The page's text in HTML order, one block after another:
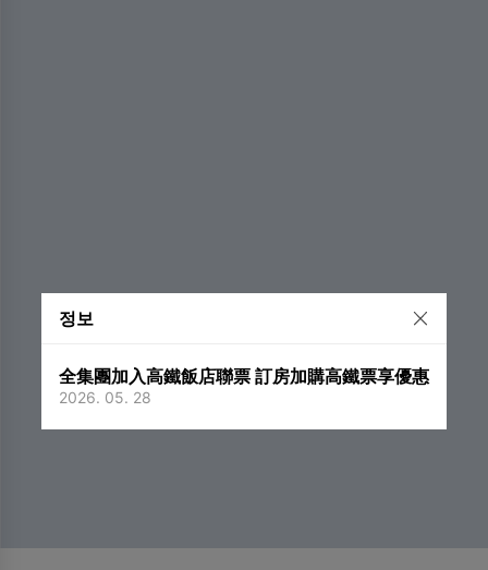
정보
全集團加入高鐵飯店聯票 訂房加購高鐵票享優惠
2026. 05. 28